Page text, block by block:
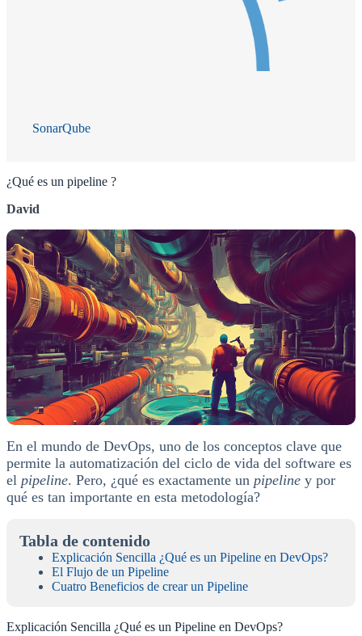
SonarQube
¿Qué es un pipeline ?
David
En el mundo de DevOps, uno de los conceptos clave que
permite la automatización del ciclo de vida del software es
el pipeline. Pero, ¿qué es exactamente un pipeline y por
qué es tan importante en esta metodología?
Tabla de contenido
Explicación Sencilla ¿Qué es un Pipeline en DevOps?
El Flujo de un Pipeline
Cuatro Beneficios de crear un Pipeline
Explicación Sencilla ¿Qué es un Pipeline en DevOps?